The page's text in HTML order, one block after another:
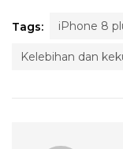
Tags: iPhone 8
Kelebihan dan